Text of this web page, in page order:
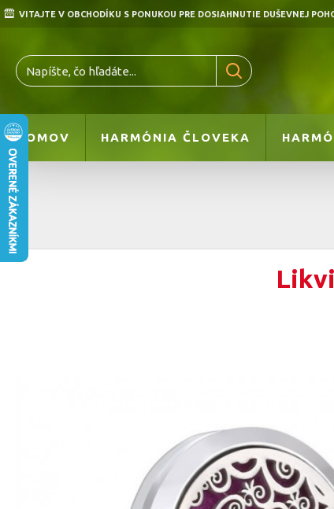
VITAJTE V OBCHODÍKU S PONUKOU PRE DOSIAHNUTIE DUŠEVNEJ
DOMOV HARMÓNIA ČLOVEKA